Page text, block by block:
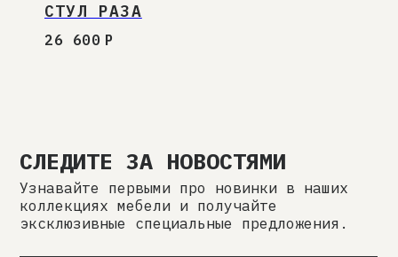
СТУЛ РАЗА
26 600 Р